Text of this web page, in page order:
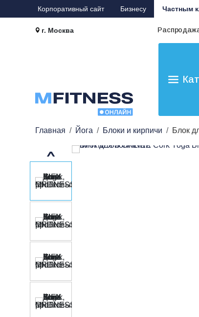
Корпоративный сайт Бизнесу Частным
г. Москва
Главная Йога Блоки и кирпичи Блок